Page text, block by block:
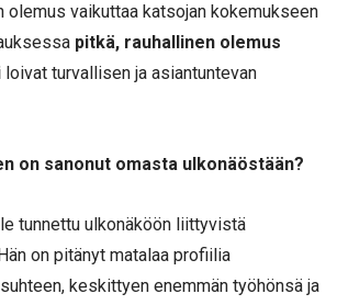
olemus vaikuttaa katsojan kokemukseen
pitkä, rauhallinen olemus
loivat turvallisen ja asiantuntevan
on sanonut omasta ulkonäöstään?
tunnettu ulkonäköön liittyvistä
on pitänyt matalaa profiilia
keskittyen enemmän työhönsä ja